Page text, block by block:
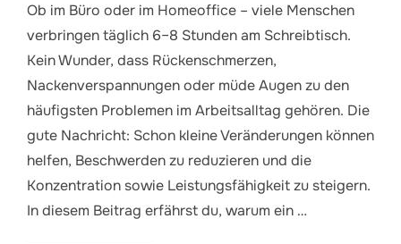
Ob im Büro oder im Homeoffice – viele Menschen
verbringen täglich 6–8 Stunden am Schreibtisch.
Kein Wunder, dass Rückenschmerzen,
Nackenverspannungen oder müde Augen zu den
häufigsten Problemen im Arbeitsalltag gehören. Die
gute Nachricht: Schon kleine Veränderungen können
helfen, Beschwerden zu reduzieren und die
Konzentration sowie Leistungsfähigkeit zu steigern.
In diesem Beitrag erfährst du, warum ein …